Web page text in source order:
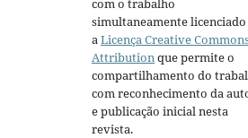
simultaneamente
a Licença Creative
Attribution que permite o
compartilhamento do
com reconhecimento da
e publicação inicial nesta
revista.